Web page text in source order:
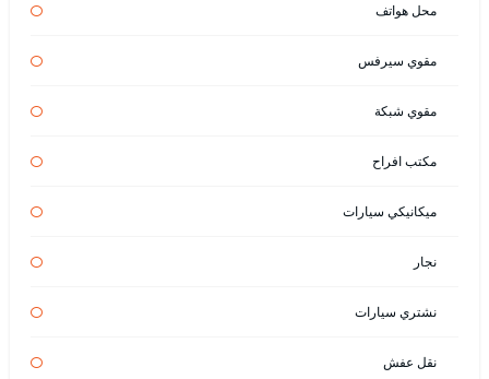
محل هواتف
مقوي سيرفس
مقوي شبكة
مكتب افراح
ميكانيكي سيارات
نجار
نشتري سيارات
نقل عفش